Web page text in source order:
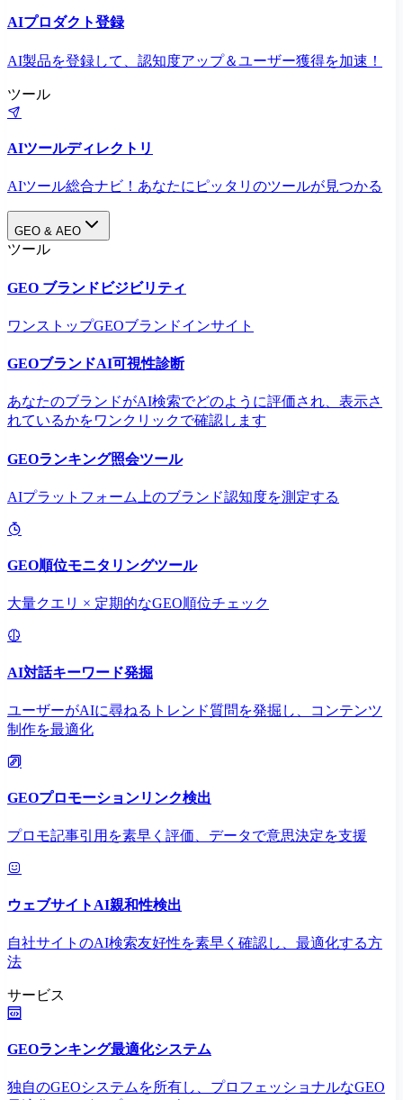
AIプロダクト登録
AI製品を登録して、認知度アップ＆ユーザー獲得を加速！
ツール
AIツールディレクトリ
AIツール総合ナビ！あなたにピッタリのツールが見つかる
GEO & AEO
ツール
GEO ブランドビジビリティ
ワンストップGEOブランドインサイト
GEOブランドAI可視性診断
あなたのブランドがAI検索でどのように評価され、表示さ
れているかをワンクリックで確認します
GEOランキング照会ツール
AIプラットフォーム上のブランド認知度を測定する
GEO順位モニタリングツール
大量クエリ × 定期的なGEO順位チェック
AI対話キーワード発掘
ユーザーがAIに尋ねるトレンド質問を発掘し、コンテンツ
制作を最適化
GEOプロモーションリンク検出
プロモ記事引用を素早く評価、データで意思決定を支援
ウェブサイトAI親和性検出
自社サイトのAI検索友好性を素早く確認し、最適化する方
法
サービス
GEOランキング最適化システム
独自のGEOシステムを所有し、プロフェッショナルなGEO